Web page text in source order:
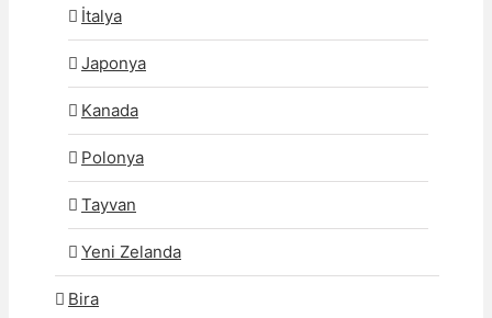
İtalya
Japonya
Kanada
Polonya
Tayvan
Yeni Zelanda
Bira